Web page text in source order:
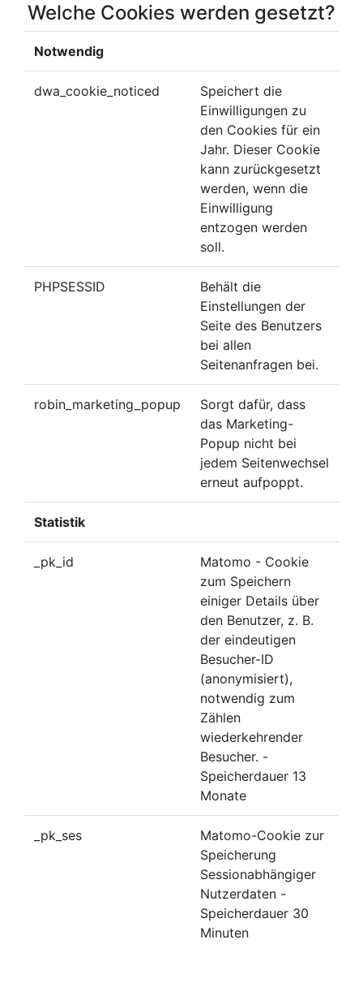
Welche Cookies werden gesetzt?
Notwendig
dwa_cookie_noticed
Speichert die
Einwilligungen zu
den Cookies für ein
Jahr. Dieser Cookie
kann zurückgesetzt
werden, wenn die
Einwilligung
entzogen werden
soll.
PHPSESSID
Behält die
Einstellungen der
Seite des Benutzers
bei allen
Seitenanfragen bei.
robin_marketing_popup
Sorgt dafür, dass
das Marketing-
Popup nicht bei
jedem Seitenwechsel
erneut aufpoppt.
Statistik
_pk_id
Matomo - Cookie
zum Speichern
einiger Details über
den Benutzer, z. B.
der eindeutigen
Besucher-ID
(anonymisiert),
notwendig zum
Zählen
wiederkehrender
Besucher. -
Speicherdauer 13
Monate
_pk_ses
Matomo-Cookie zur
Speicherung
Sessionabhängiger
Nutzerdaten -
Speicherdauer 30
Minuten